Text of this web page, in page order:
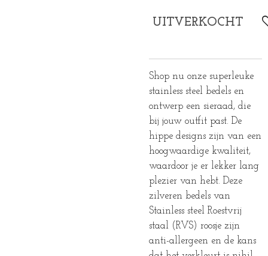
UITVERKOCHT
Shop nu onze superleuke
stainless steel bedels en
ontwerp een sieraad, die
bij jouw outfit past. De
hippe designs zijn van een
hoogwaardige kwaliteit,
waardoor je er lekker lang
plezier van hebt. Deze
zilveren bedels van
Stainless steel Roestvrij
staal (RVS) roosje zijn
anti-allergeen en de kans